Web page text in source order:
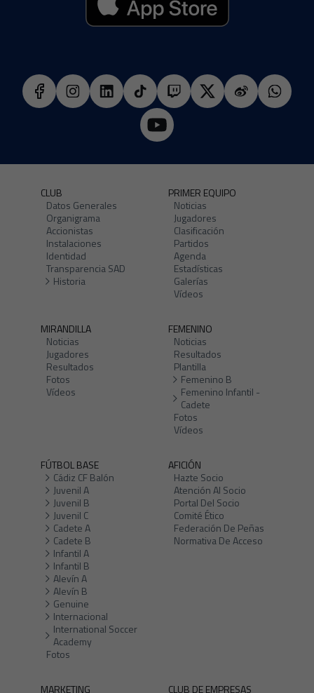
CLUB
Datos Generales
Organigrama
Accionistas
Instalaciones
Identidad
Transparencia SAD
Historia
PRIMER EQUIPO
Noticias
Jugadores
Clasificación
Partidos
Agenda
Estadísticas
Galerías
Vídeos
MIRANDILLA
Noticias
Jugadores
Resultados
Fotos
Vídeos
FEMENINO
Noticias
Resultados
Plantilla
Femenino B
Femenino Infantil -
Cadete
Fotos
Vídeos
FÚTBOL BASE
Cádiz CF Balón
Juvenil A
Juvenil B
Juvenil C
Cadete A
Cadete B
Infantil A
Infantil B
Alevín A
Alevín B
Genuine
Internacional
International Soccer
Academy
Fotos
AFICIÓN
Hazte Socio
Atención Al Socio
Portal Del Socio
Comité Ético
Federación De Peñas
Normativa De Acceso
MARKETING CLUB DE EMPRESAS